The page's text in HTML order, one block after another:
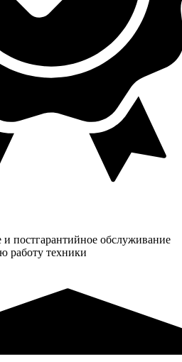
постгарантийное обслуживание
работу техники